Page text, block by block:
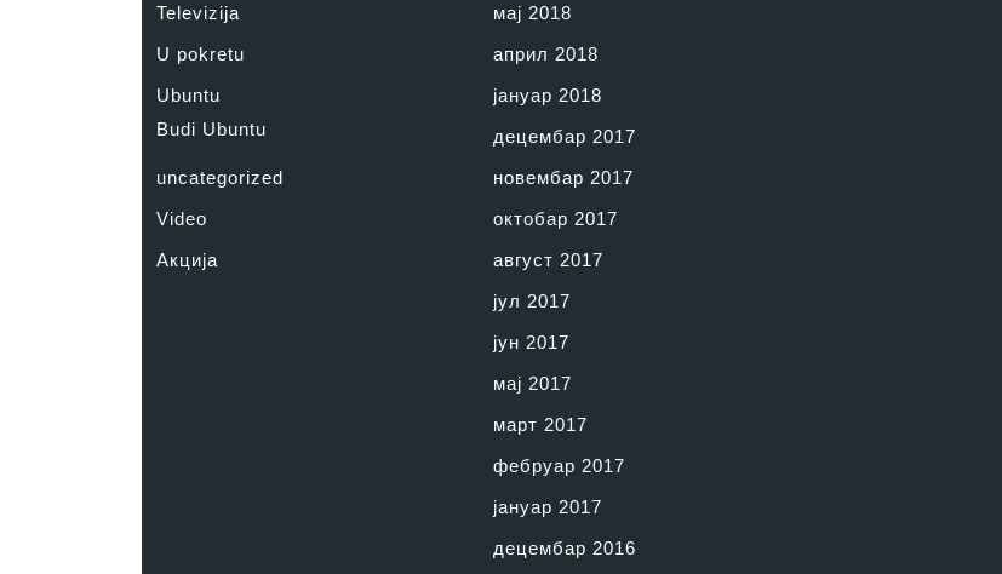
Televizija
U pokretu
Ubuntu
Budi Ubuntu
uncategorized
Video
Акција
мај 2018
април 2018
јануар 2018
децембар 2017
новембар 2017
октобар 2017
август 2017
јул 2017
јун 2017
мај 2017
март 2017
фебруар 2017
јануар 2017
децембар 2016